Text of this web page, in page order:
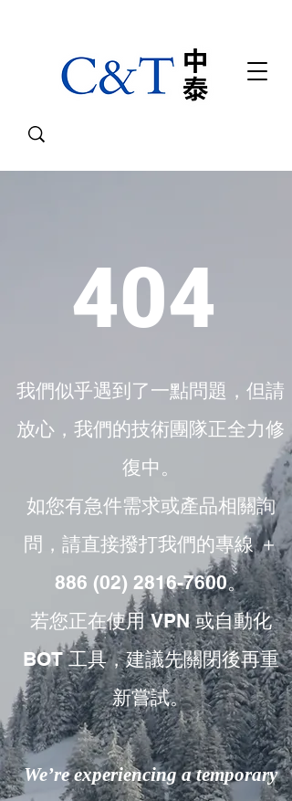
404
我們似乎遇到了一點問題，但請
放心，我們的技術團隊正全力修
復中。
如您有急件需求或產品相關詢
問，請直接撥打我們的專線 ＋
886 (02) 2816-7600。
若您正在使用 VPN 或自動化
BOT 工具，建議先關閉後再重
新嘗試。
We’re experiencing a temporary